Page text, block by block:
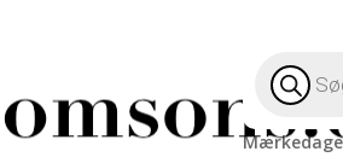
search
Mærkedage
Hjem /Livsstil/Tøj & Sko / Dip Dye Kjole